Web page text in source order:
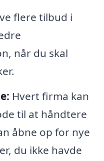
flere tilbud i
når du skal
Hvert firma kan
til at håndtere
åbne op for nye
du ikke havde